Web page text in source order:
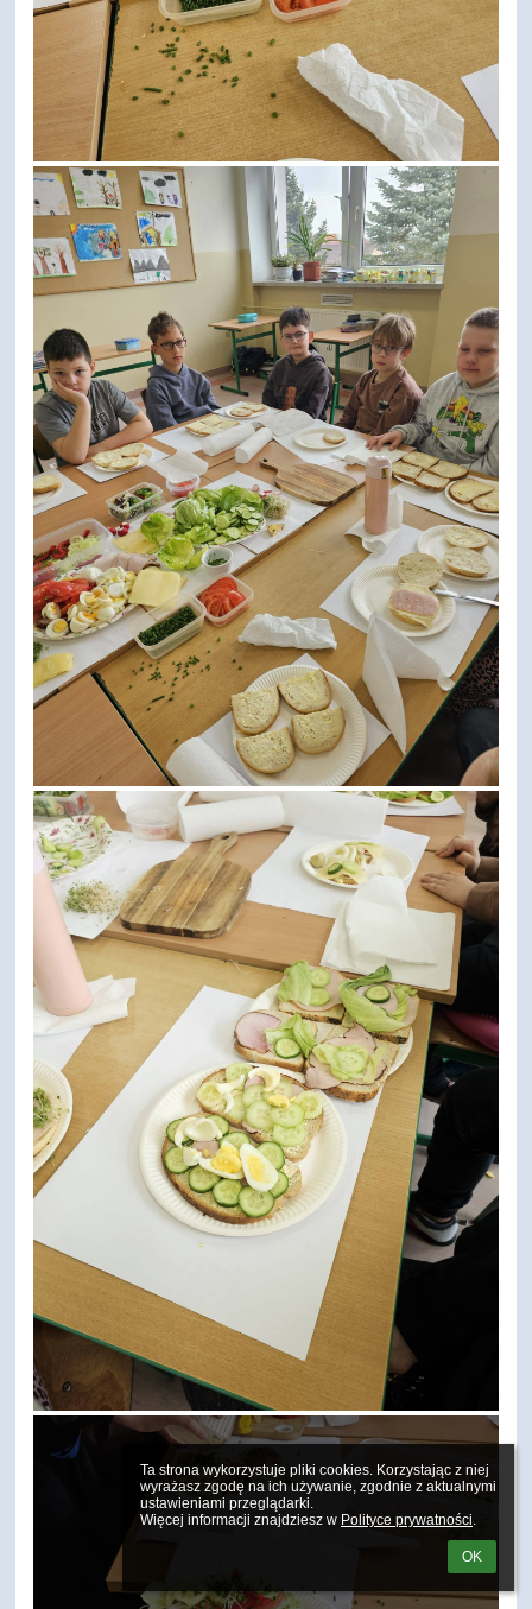
Ta strona wykorzystuje pliki cookies. Korzystając z niej
wyrażasz zgodę na ich używanie, zgodnie z aktualnymi
ustawieniami przeglądarki.
Więcej informacji znajdziesz w Polityce prywatności.
OK